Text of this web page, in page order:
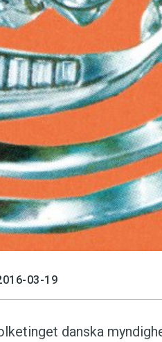
nyord
digitalt
03-19
danska